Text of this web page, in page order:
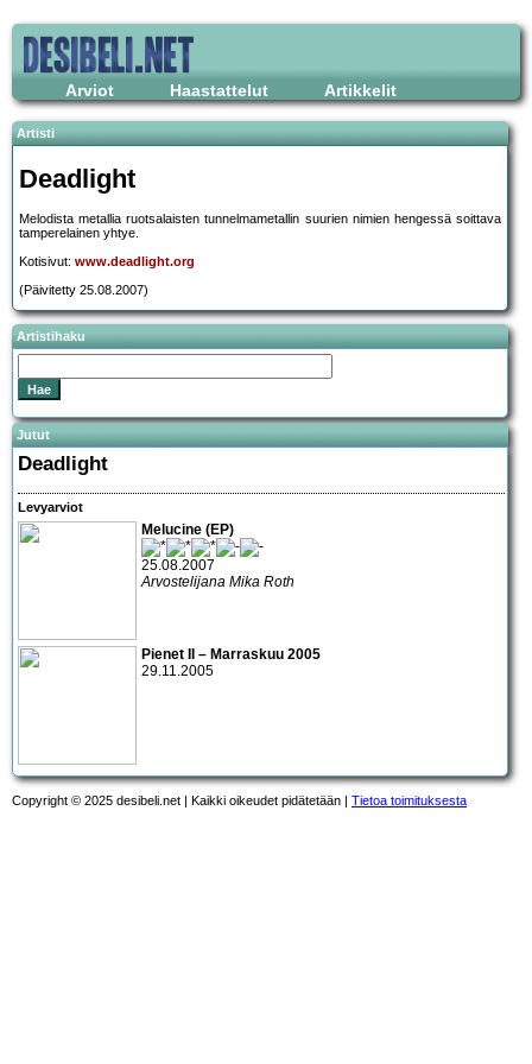
Arviot Haastattelut Artikkelit
Artisti
Deadlight
Melodista metallia ruotsalaisten tunnelmametallin suurien nimien hengessä soittava
tamperelainen yhtye.
Kotisivut: www.deadlight.org
(Päivitetty 25.08.2007)
Artistihaku
Jutut
Deadlight
Levyarviot
Melucine (EP)
25.08.2007
Arvostelijana Mika Roth
Pienet II – Marraskuu 2005
29.11.2005
Copyright © 2025 desibeli.net | Kaikki oikeudet pidätetään | Tietoa toimituksesta